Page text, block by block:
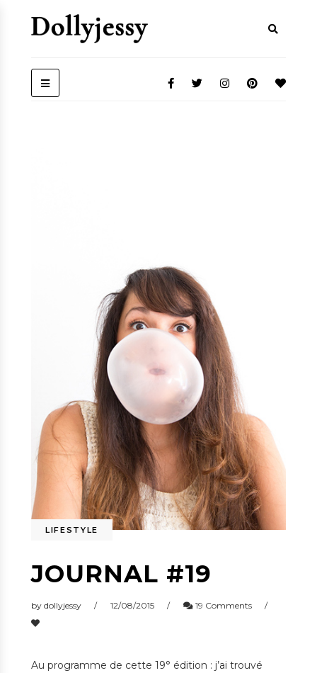
LIFESTYLE
JOURNAL #19
by dollyjessy 12/08/2015 19 Comments
Au programme de cette 19° édition : j’ai trouvé